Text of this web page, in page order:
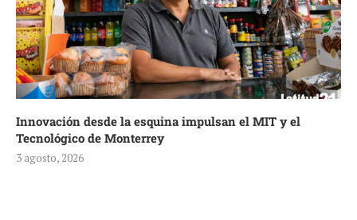
Innovación desde la esquina impulsan el MIT y el
Tecnológico de Monterrey
3 agosto, 2026